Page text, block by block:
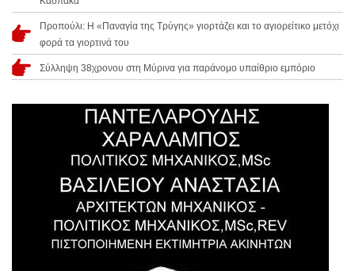
Προπούλι: Η «Παναγία της Τρύγης» γιορτάζει και το αγιορείτικο μετόχι
φορά τα γιορτινά του
Σύλληψη 38χρονου στη Μύρινα για παράνομο υπαίθριο εμπόριο